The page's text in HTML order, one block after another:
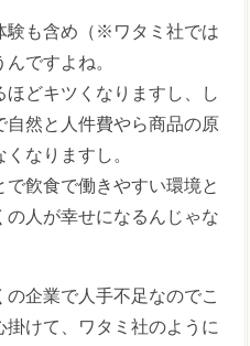
験も含め（※ワタミ社では
ですよね。
どキツくなりますし、し
然と人件費やら商品の原
なりますし。
飮食で働きやすい環境と
人が幸せになるんじゃな
企業で人手不足なのでこ
掛けて、ワタミ社のように